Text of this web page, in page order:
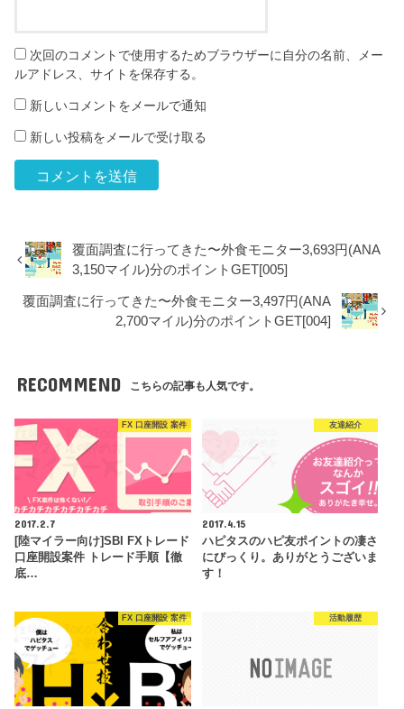
次回のコメントで使用するためブラウザーに自分の名前、メー
ルアドレス、サイトを保存する。
新しいコメントをメールで通知
新しい投稿をメールで受け取る
覆面調査に行ってきた〜外食モニター3,693円(ANA
3,150マイル)分のポイントGET[005]
覆面調査に行ってきた〜外食モニター3,497円(ANA
2,700マイル)分のポイントGET[004]
RECOMMEND こちらの記事も人気です。
FX 口座開設 案件
2017.2.7
[陸マイラー向け]SBI FXトレード
口座開設案件 トレード手順【徹
底…
友達紹介
2017.4.15
ハピタスのハピ友ポイントの凄さ
にびっくり。ありがとうございま
す！
FX 口座開設 案件 活動履歴